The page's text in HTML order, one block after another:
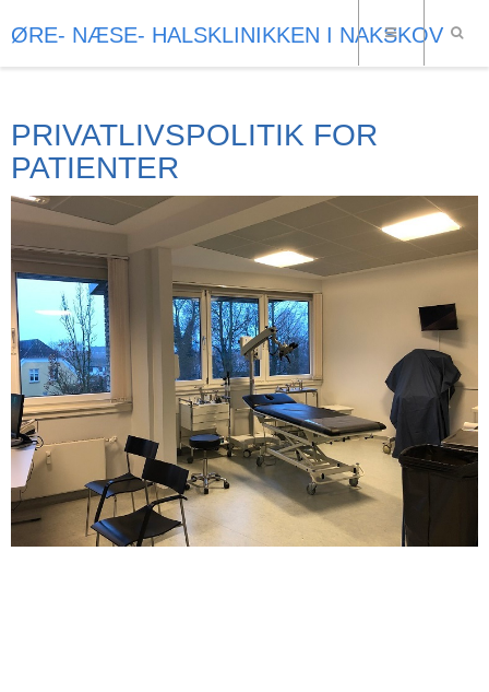
ØRE- NÆSE- HALSKLINIKKEN I NAKSKOV
PRIVATLIVSPOLITIK FOR
PATIENTER